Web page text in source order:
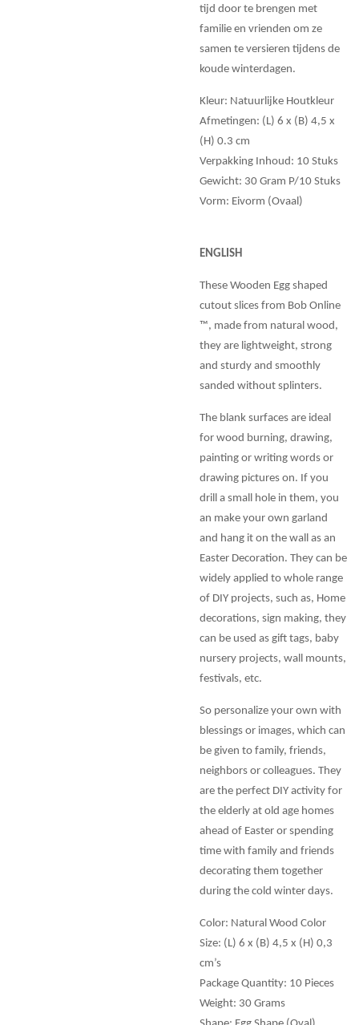
tijd door te brengen met
familie en vrienden om ze
samen te versieren tijdens de
koude winterdagen.
Kleur: Natuurlijke Houtkleur
Afmetingen: (L) 6 x (B) 4,5 x
(H) 0.3 cm
Verpakking Inhoud: 10 Stuks
Gewicht: 30 Gram P/10 Stuks
Vorm: Eivorm (Ovaal)
ENGLISH
These Wooden Egg shaped
cutout slices from Bob Online
™, made from natural wood,
they are lightweight, strong
and sturdy and smoothly
sanded without splinters.
The blank surfaces are ideal
for wood burning, drawing,
painting or writing words or
drawing pictures on. If you
drill a small hole in them, you
an make your own garland
and hang it on the wall as an
Easter Decoration. They can be
widely applied to whole range
of DIY projects, such as, Home
decorations, sign making, they
can be used as gift tags, baby
nursery projects, wall mounts,
festivals, etc.
So personalize your own with
blessings or images, which can
be given to family, friends,
neighbors or colleagues. They
are the perfect DIY activity for
the elderly at old age homes
ahead of Easter or spending
time with family and friends
decorating them together
during the cold winter days.
Color: Natural Wood Color
Size: (L) 6 x (B) 4,5 x (H) 0,3
cm’s
Package Quantity: 10 Pieces
Weight: 30 Grams